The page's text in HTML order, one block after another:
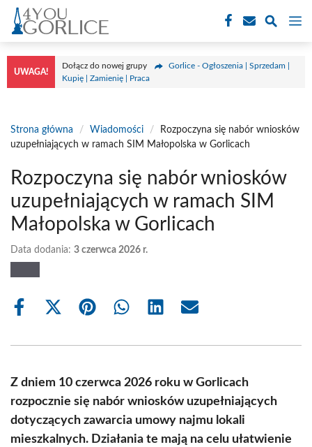
Przejdź
treści
UWAGA!
Dołącz do nowej grupy
Gorlice - Ogłoszenia | Sprzedam |
Kupię | Zamienię | Praca
Strona główna / Wiadomości /
Rozpoczyna się nabór wniosków
uzupełniających w ramach SIM Małopolska w Gorlicach
Rozpoczyna się nabór wniosków
uzupełniających w ramach SIM
Małopolska w Gorlicach
Data dodania: 3 czerwca 2026 r.
Share
Share
(Twitter)
Share Share Share Share
Z dniem 10 czerwca 2026 roku w Gorlicach
rozpocznie się nabór wniosków uzupełniających
dotyczących zawarcia umowy najmu lokali
mieszkalnych. Działania te mają na celu ułatwienie